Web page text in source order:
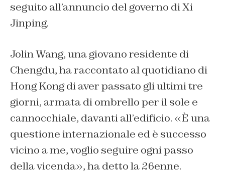
seguito all’annuncio del governo di Xi
Jinping.
Jolin Wang, una giovano residente di
Chengdu, ha raccontato al quotidiano di
Hong Kong di aver passato gli ultimi tre
giorni, armata di ombrello per il sole e
cannocchiale, davanti all’edificio. «È una
questione internazionale ed è successo
vicino a me, voglio seguire ogni passo
della vicenda», ha detto la 26enne.